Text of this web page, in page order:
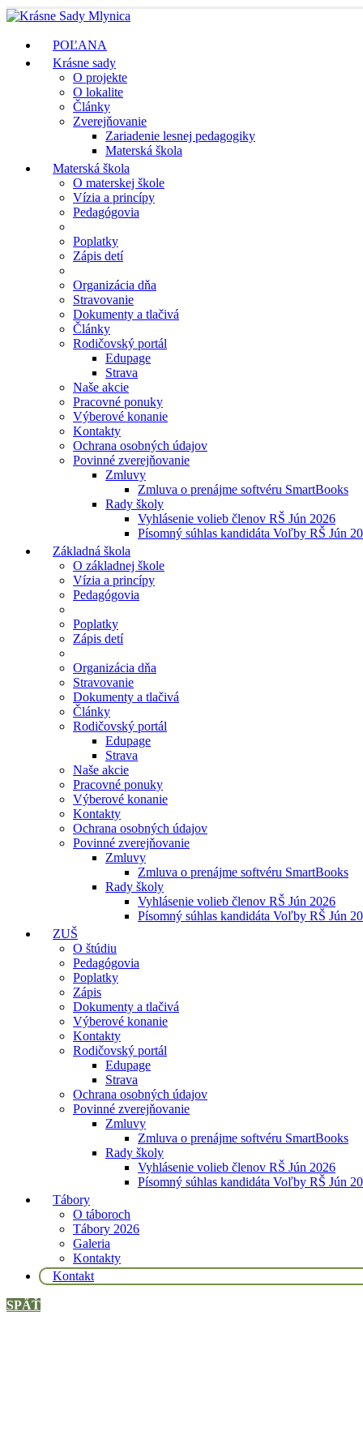
POĽANA
Krásne sady
O projekte
O lokalite
Články
Zverejňovanie
Zariadenie lesnej pedagogiky
Materská škola
Materská škola
O materskej škole
Vízia a princípy
Pedagógovia
Poplatky
Zápis detí
Organizácia dňa
Stravovanie
Dokumenty a tlačivá
Články
Rodičovský portál
Edupage
Strava
Naše akcie
Pracovné ponuky
Výberové konanie
Kontakty
Ochrana osobných údajov
Povinné zverejňovanie
Zmluvy
Zmluva o prenájme softvéru SmartBooks
Rady školy
Vyhlásenie volieb členov RŠ Jún 2026
Písomný súhlas kandidáta Voľby RŠ Jún
Základná škola
O základnej škole
Vízia a princípy
Pedagógovia
Poplatky
Zápis detí
Organizácia dňa
Stravovanie
Dokumenty a tlačivá
Články
Rodičovský portál
Edupage
Strava
Naše akcie
Pracovné ponuky
Výberové konanie
Kontakty
Ochrana osobných údajov
Povinné zverejňovanie
Zmluvy
Zmluva o prenájme softvéru SmartBooks
Rady školy
Vyhlásenie volieb členov RŠ Jún 2026
Písomný súhlas kandidáta Voľby RŠ Jún
ZUŠ
O štúdiu
Pedagógovia
Poplatky
Zápis
Dokumenty a tlačivá
Výberové konanie
Kontakty
Rodičovský portál
Edupage
Strava
Ochrana osobných údajov
Povinné zverejňovanie
Zmluvy
Zmluva o prenájme softvéru SmartBooks
Rady školy
Vyhlásenie volieb členov RŠ Jún 2026
Písomný súhlas kandidáta Voľby RŠ Jún
Tábory
O táboroch
Tábory 2026
Galeria
Kontakty
Kontakt
SPÄŤ